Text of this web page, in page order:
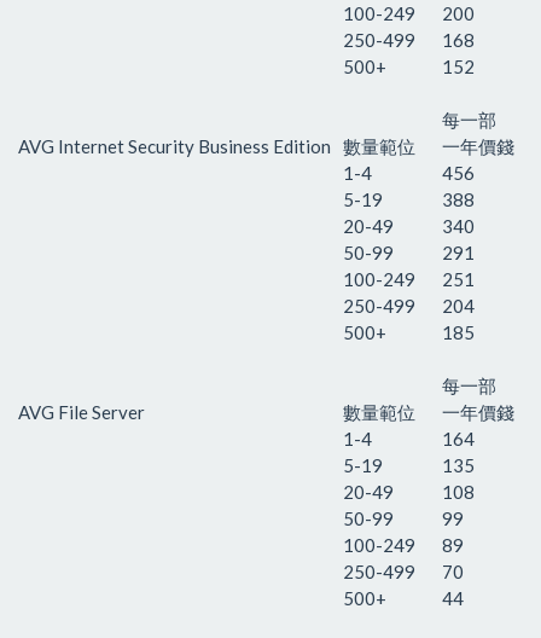
100-249
200
250-499
168
500+
152
每一部
AVG Internet Security Business Edition
數量範位
一年價錢
1-4
456
5-19
388
20-49
340
50-99
291
100-249
251
250-499
204
500+
185
每一部
AVG File Server
數量範位
一年價錢
1-4
164
5-19
135
20-49
108
50-99
99
100-249
89
250-499
70
500+
44